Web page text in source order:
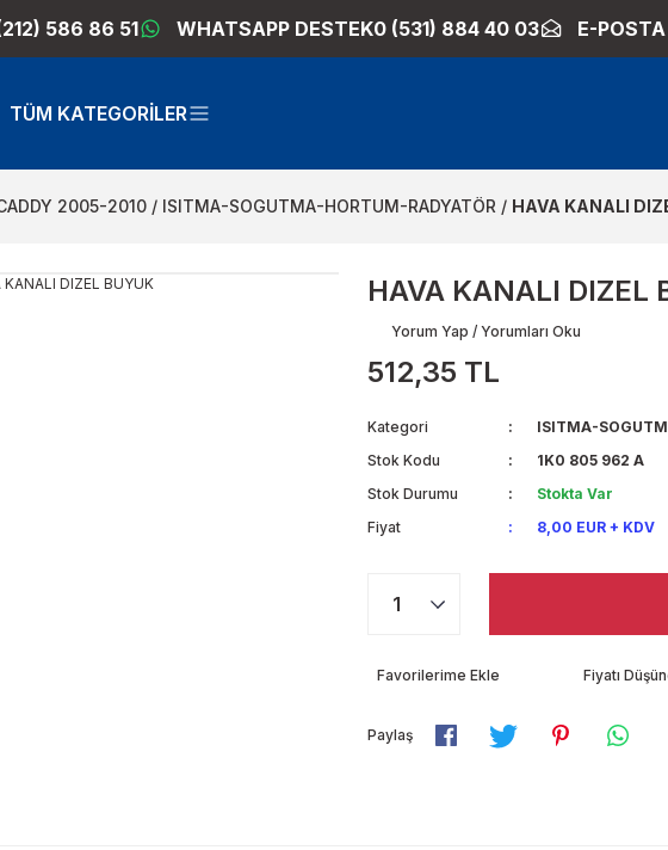
586 86 51 WHATSAPP DESTEK0 (531) 884 40 03 E-
TÜM KATEGORİLER
2005-2010 ISITMA-SOGUTMA-HORTUM-RADYATÖR HAVA KANALI
HAVA KANALI DIZEL
Yorum Yap / Yorumları Oku
512,35 TL
Kategori
ISITMA-
Stok Kodu
1K0 805 962 A
Stok Durumu
Stokta Var
Fiyat
8,00 EUR + KDV
Fiyatı
Paylaş